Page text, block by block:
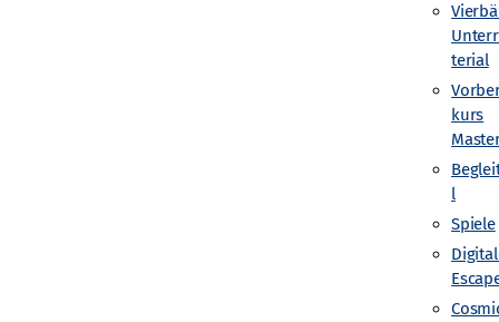
terial
kurs
l
Spiele